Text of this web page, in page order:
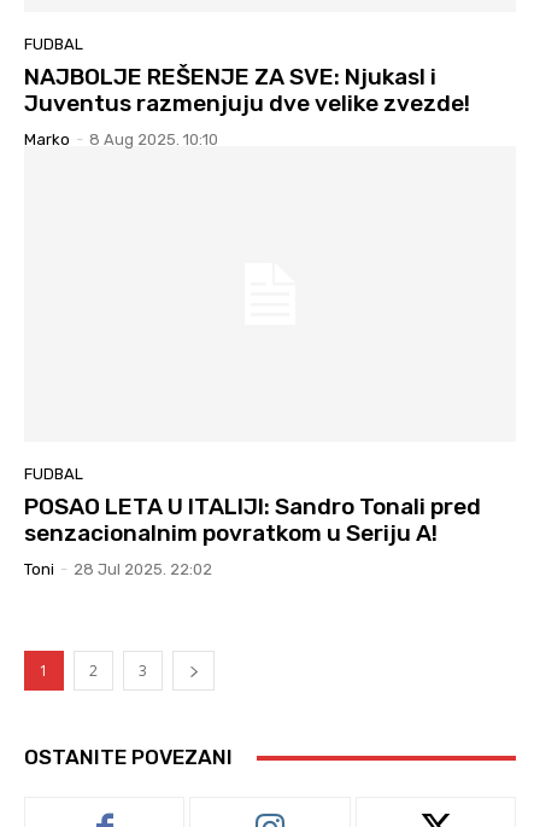
FUDBAL
NAJBOLJE REŠENJE ZA SVE: Njukasl i
Juventus razmenjuju dve velike zvezde!
Marko - 8 Aug 2025. 10:10
FUDBAL
POSAO LETA U ITALIJI: Sandro Tonali pred
senzacionalnim povratkom u Seriju A!
Toni - 28 Jul 2025. 22:02
1 2 3
OSTANITE POVEZANI